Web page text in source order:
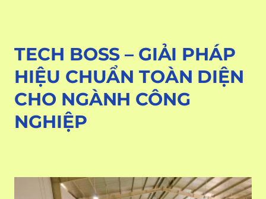
TECH BOSS – GIẢI PHÁP
HIỆU CHUẨN TOÀN DIỆN
CHO NGÀNH CÔNG
NGHIỆP